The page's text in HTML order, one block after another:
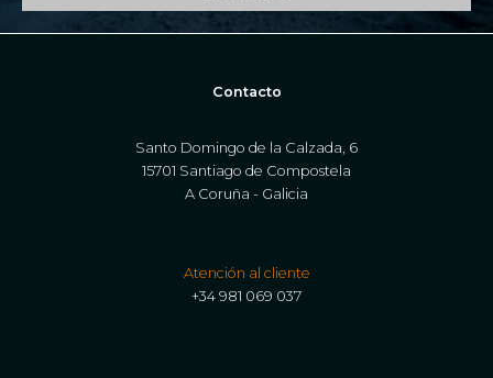
Contacto
Santo Domingo de la Calzada, 6
15701 Santiago de Compostela
A Coruña - Galicia
Atención al cliente
+34 981 069 037